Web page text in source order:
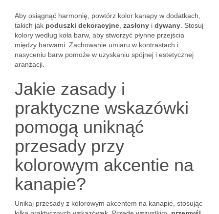
Aby osiągnąć harmonię, powtórz kolor kanapy w dodatkach,
takich jak poduszki dekoracyjne zasłony i dywany . Stosuj
kolory według koła barw, aby stworzyć płynne przejścia
między barwami. Zachowanie umiaru w kontrastach i
nasyceniu barw pomoże w uzyskaniu spójnej i estetycznej
aranżacji.
Jakie zasady i
praktyczne wskazówki
pomogą uniknąć
przesady przy
kolorowym akcentie na
kanapie?
Unikaj przesady z kolorowym akcentem na kanapie, stosując